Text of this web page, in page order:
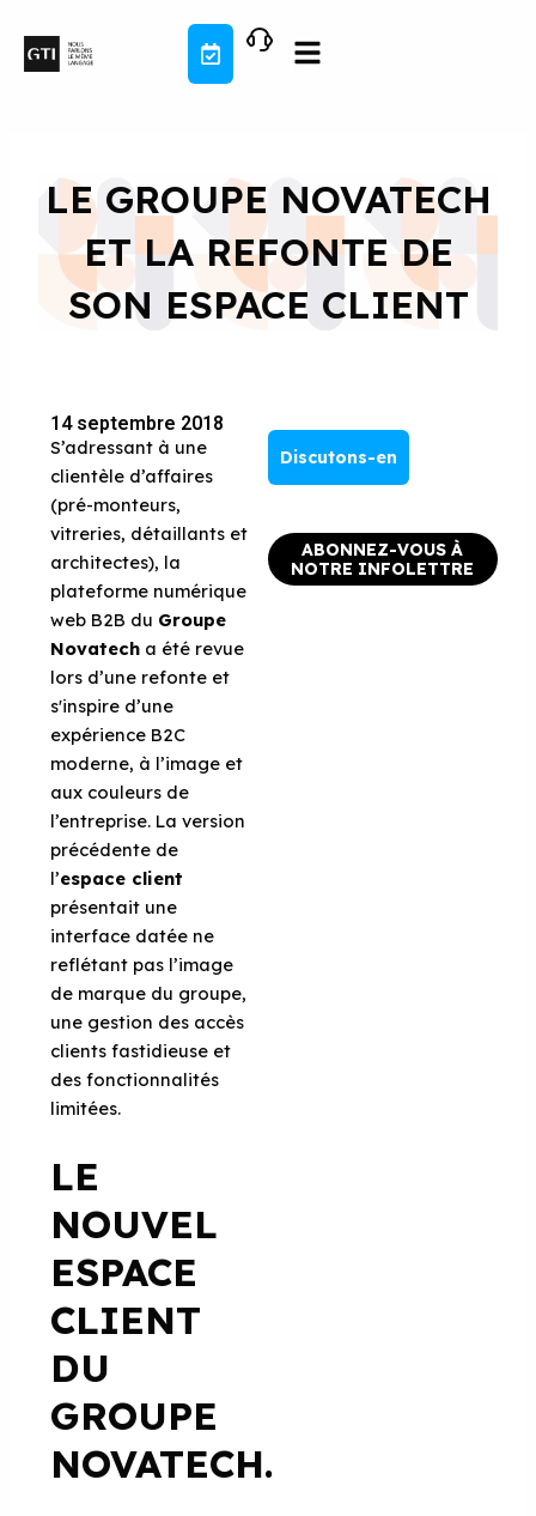
contenu
LE GROUPE NOVATECH
ET LA REFONTE DE
SON ESPACE CLIENT
14 septembre 2018
S’adressant à une
clientèle d’affaires
(pré-monteurs,
vitreries, détaillants et
architectes), la
plateforme numérique
web B2B du Groupe
Novatech a été revue
lors d’une refonte et
s'inspire d’une
expérience B2C
moderne, à l’image et
aux couleurs de
l’entreprise. La version
précédente de
l’espace client
présentait une
interface datée ne
reflétant pas l’image
de marque du groupe,
une gestion des accès
clients fastidieuse et
des fonctionnalités
limitées.
LE
NOUVEL
ESPACE
CLIENT
DU
GROUPE
NOVATECH.
Discutons-en
ABONNEZ-VOUS À
NOTRE INFOLETTRE